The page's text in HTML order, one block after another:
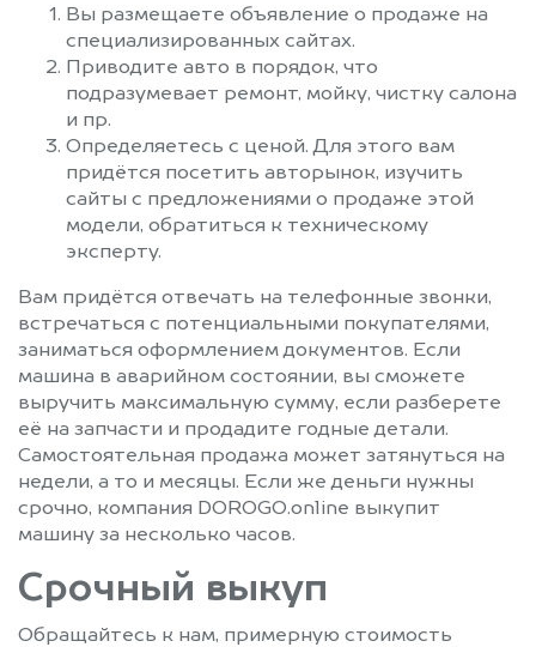
Вы размещаете объявление о продаже на
специализированных сайтах.
Приводите авто в порядок, что
подразумевает ремонт, мойку, чистку салона
и пр.
Определяетесь с ценой. Для этого вам
придётся посетить авторынок, изучить
сайты с предложениями о продаже этой
модели, обратиться к техническому
эксперту.
Вам придётся отвечать на телефонные звонки,
встречаться с потенциальными покупателями,
заниматься оформлением документов. Если
машина в аварийном состоянии, вы сможете
выручить максимальную сумму, если разберете
её на запчасти и продадите годные детали.
Самостоятельная продажа может затянуться на
недели, а то и месяцы. Если же деньги нужны
срочно, компания DOROGO.online выкупит
машину за несколько часов.
Срочный выкуп
Обращайтесь к нам, примерную стоимость